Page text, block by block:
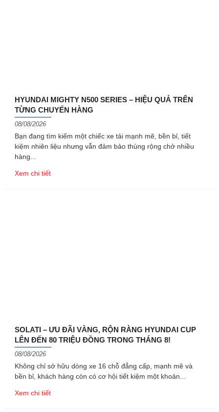
HYUNDAI MIGHTY N500 SERIES – HIỆU QUẢ TRÊN
TỪNG CHUYẾN HÀNG
08/08/2026
Bạn đang tìm kiếm một chiếc xe tải mạnh mẽ, bền bỉ, tiết
kiệm nhiên liệu nhưng vẫn đảm bảo thùng rộng chở nhiều
hàng
Xem chi tiết
SOLATI – ƯU ĐÃI VÀNG, RỘN RÀNG HYUNDAI CUP
LÊN ĐẾN 80 TRIỆU ĐỒNG TRONG THÁNG 8!
08/08/2026
Không chỉ sở hữu dòng xe 16 chỗ đẳng cấp, mạnh mẽ và
bền bỉ, khách hàng còn có cơ hội tiết kiệm một khoản
Xem chi tiết